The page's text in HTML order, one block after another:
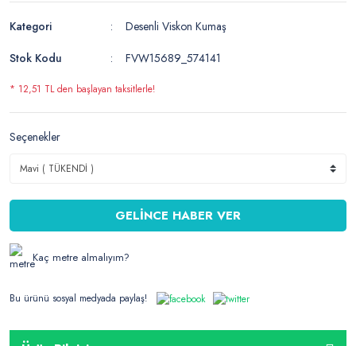
Kategori
Desenli Viskon Kumaş
Stok Kodu
FVW15689_574141
* 12,51 TL den başlayan taksitlerle!
Seçenekler
GELİNCE HABER VER
Kaç metre almalıyım?
Bu ürünü sosyal medyada paylaş!